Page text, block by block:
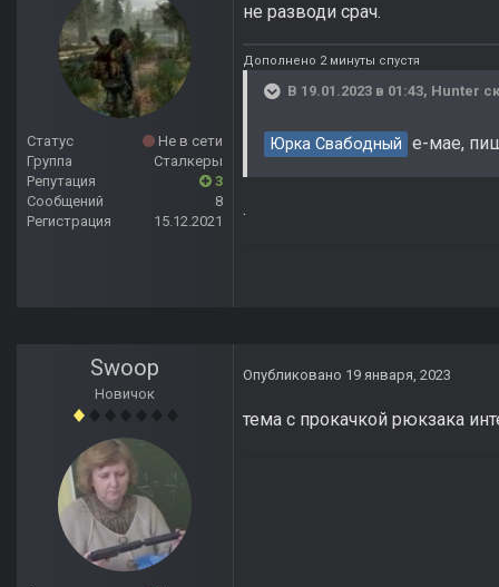
Статус
Не в сети
Группа
Сталкеры
Репутация
3
Сообщений
8
Регистрация
15.12.2021
не разводи срач.
Дополнено 2 минуты спустя
В 19.01.2023 в 01:43, Hunter
Юрка Свабодный е-мае,
.
Swoop
Новичок
Опубликовано 19 января, 2023
тема с прокачкой рюкзака